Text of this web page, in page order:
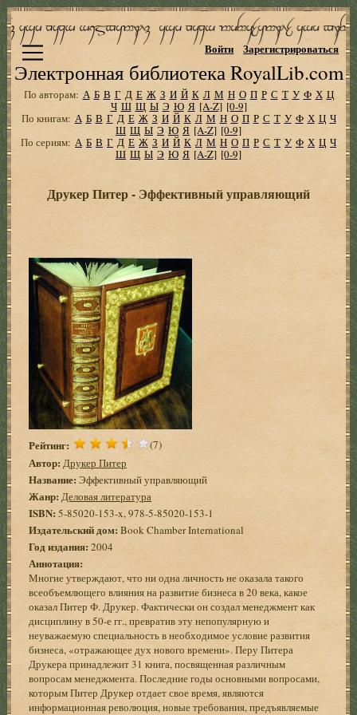
Электронная библиотека RoyalLib.com
Войти Зарегистрироваться
По авторам: А Б В Г Д Е Ж З И Й К Л М Н О П Р С Т У Ф Х Ц
Ч Ш Щ Ы Э Ю Я [A-Z] [0-9]
По книгам: А Б В Г Д Е Ж З И Й К Л М Н О П Р С Т У Ф Х Ц Ч
Ш Щ Ы Э Ю Я [A-Z] [0-9]
По сериям: А Б В Г Д Е Ж З И Й К Л М Н О П Р С Т У Ф Х Ц Ч
Ш Щ Ы Э Ю Я [A-Z] [0-9]
Друкер Питер - Эффективный управляющий
Рейтинг: (7)
Автор: Друкер Питер
Название: Эффективный управляющий
Жанр: Деловая литература
ISBN:5-85020-153-x, 978-5-85020-153-1
Издательский дом: Book Chamber International
Год издания: 2004
Аннотация:
Многие утверждают, что ни одна личность не оказала такого
всеобъемлющего влияния на развитие бизнеса в 20 века, какое
оказал Питер Ф. Друкер. Фактически он создал менеджмент как
дисциплину в 50-е гг., превратив эту непопулярную и
неуважаемую специальность в необходимое условие развития
бизнеса, «отражающее дух нового времени». Перу Питера
Друкера принадлежит 31 книга, посвященная различным
вопросам менеджмента. Последние годы основными вопросами,
которым Питер Друкер отдает свое время, являются
информационная революция, новые требования, предъявляемые